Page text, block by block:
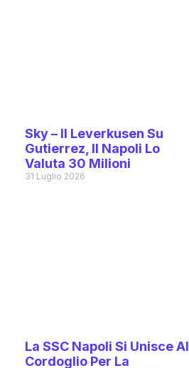
Sky – Il Leverkusen Su
Gutierrez, Il Napoli Lo
Valuta 30 Milioni
31 Luglio 2026
La SSC Napoli Si Unisce Al
Cordoglio Per La